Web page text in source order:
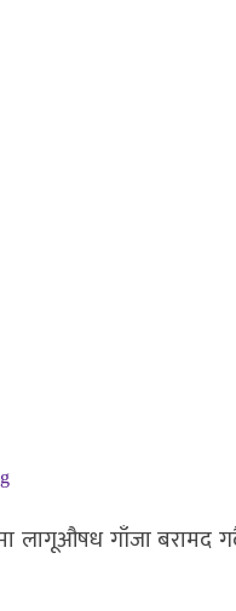
लागूऔषध गाँजा बरामद